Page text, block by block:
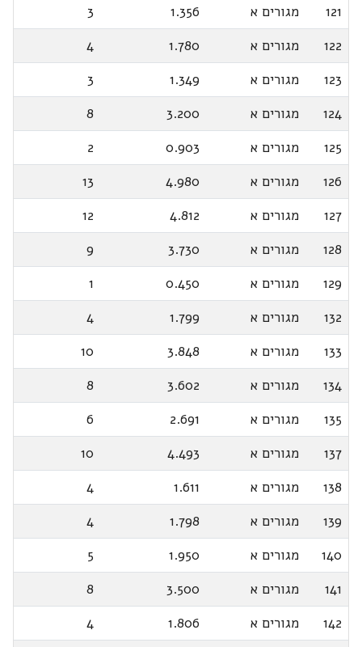
121 מגורים א 1.356
3
122
מגורים א 1.780
4
123
מגורים א 1.349
3
124
מגורים א 3.200
8
125
מגורים א 0.903
2
126
מגורים א 4.980
13
127
מגורים א 4.812
12
128
מגורים א 3.730
9
129
מגורים א 0.450
1
132
מגורים א 1.799
4
133
מגורים א 3.848
10
134
מגורים א 3.602
8
135
מגורים א 2.691
6
137
מגורים א 4.493
10
138
מגורים א 1.611
4
139
מגורים א 1.798
4
140
מגורים א 1.950
5
141
מגורים א 3.500
8
142
מגורים א 1.806
4